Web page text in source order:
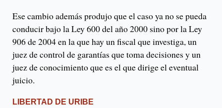
Ese cambio además produjo que el caso ya no se pueda
conducir bajo la Ley 600 del año 2000 sino por la Ley
906 de 2004 en la que hay un fiscal que investiga, un
juez de control de garantías que toma decisiones y un
juez de conocimiento que es el que dirige el eventual
juicio.
LIBERTAD DE URIBE